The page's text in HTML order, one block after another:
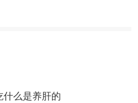
什么是养肝的